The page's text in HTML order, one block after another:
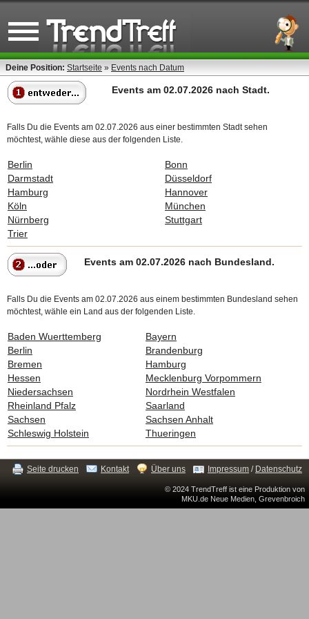
Deine Position: Startseite » Events nach Datum
Events am 02.07.2026 nach Stadt.
Falls Du die Events am 02.07.2026 aus einer bestimmten Stadt sehen
möchtest, wähle diese aus der folgenden Liste.
Berlin
Bonn
Darmstadt
Düsseldorf
Hamburg
Hannover
Köln
München
Nürnberg
Stuttgart
Trier
Events am 02.07.2026 nach Bundesland.
Falls Du die Events am 02.07.2026 aus einem bestimmten Bundesland sehen
möchtest, wähle ein Land aus der folgenden Liste.
Baden Wuerttemberg
Bayern
Berlin
Brandenburg
Bremen
Hamburg
Hessen
Mecklenburg Vorpommern
Niedersachsen
Nordrhein Westfalen
Rheinland Pfalz
Saarland
Sachsen
Sachsen Anhalt
Schleswig Holstein
Thueringen
Seite drucken Kontakt Über uns Impressum / Datenschutz
© 2024 TrendTreff ist eine Produktion von
MKU.de Neue Medien, Grevenbroich